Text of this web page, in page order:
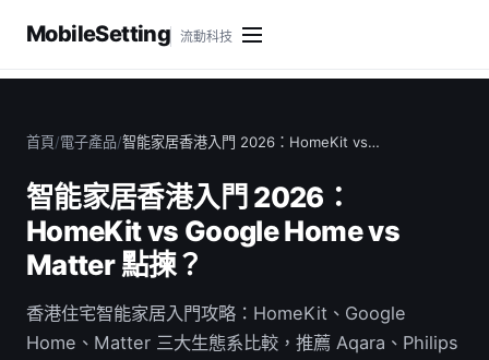
MobileSetting 流動科技
首頁/電子產品/智能家居香港入門 2026：HomeKit vs…
智能家居香港入門 2026：
HomeKit vs Google Home vs
Matter 點揀？
香港住宅智能家居入門攻略：HomeKit、Google
Home、Matter 三大生態系比較，推薦 Aqara、Philips